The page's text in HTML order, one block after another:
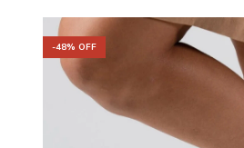
-48% OFF